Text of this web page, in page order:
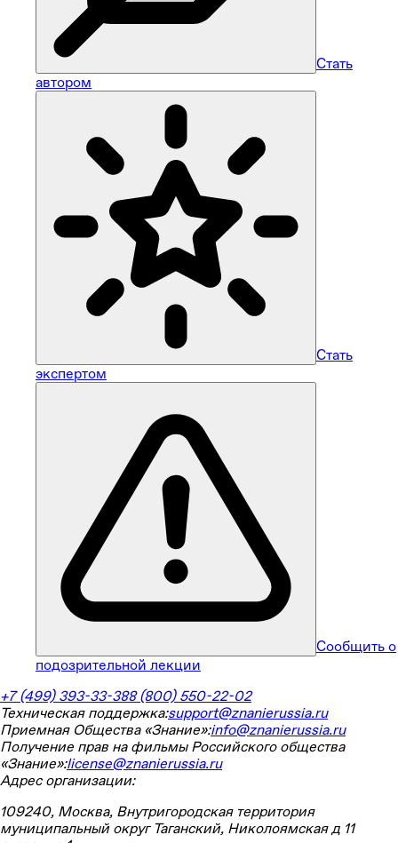
Стать
автором
Стать
экспертом
Сообщить о
подозрительной лекции
+7 (499) 393-33-388 (800) 550-22-02
Техническая поддержка:support@znanierussia.ru
Приемная Общества «Знание»:info@znanierussia.ru
Получение прав на фильмы Российского общества
«Знание»:license@znanierussia.ru
Адрес организации:
109240, Москва, Внутригородская территория
муниципальный округ Таганский, Николоямская д 11